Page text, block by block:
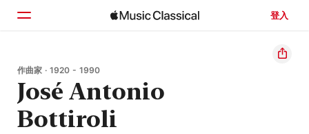
登入
首頁
瀏覽
搜尋
作曲家 · 1920 - 1990
José Antonio
Bottiroli